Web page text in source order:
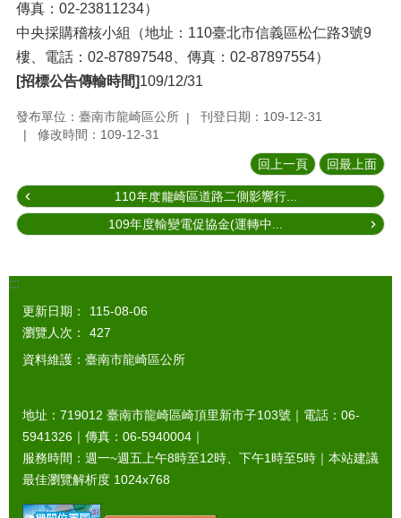
傳真：02-23811234）
中央採購稽核小組（地址：110臺北市信義區松仁路3號9
樓、電話：02-87897548、傳真：02-87897554）
[招標公告傳輸時間]109/12/31
發布單位：臺南市龍崎區公所
刊登日期：109-12-31
修改時間：109-12-31
回上一頁 回最上面
110年度龍崎區道路二側影響行...
109年度輸變電促協金(運轉中...
:::
更新日期：
115-08-06
瀏覽人次：
427
資料維護：臺南市龍崎區公所
地址：719012 臺南市龍崎區崎頂里新市子103號｜電話：06-
5941326｜傳真：06-5940004｜
服務時間：週一~週五上午8時至12時、下午1時至5時｜本站建議
最佳瀏覽解析度 1024x768